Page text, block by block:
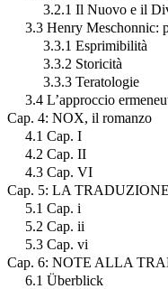
3.2.1 Il Nuovo e il
3.3 Henry Meschonnic:
3.3.1 Esprimibilità
3.3.2 Storicità
3.3.3 Teratologie
3.4 L’approccio
Cap. 4: NOX, il romanzo
4.1 Cap. I
4.2 Cap. II
4.3 Cap. VI
Cap. 5: LA TRADUZIONE
5.1 Cap. i
5.2 Cap. ii
5.3 Cap. vi
Cap. 6: NOTE ALLA
6.1 Überblick